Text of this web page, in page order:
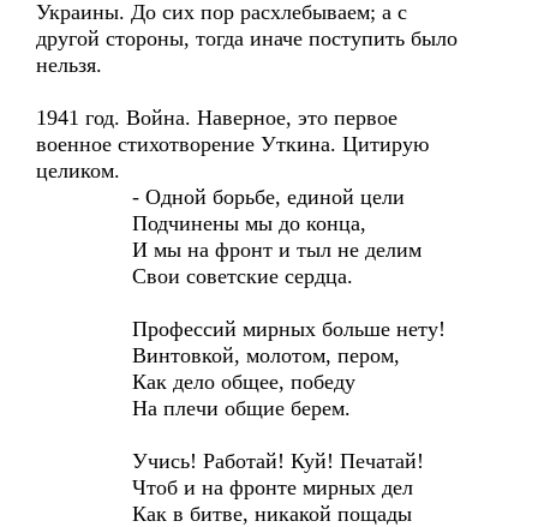
Украины. До сих пор расхлебываем; а с
другой стороны, тогда иначе поступить было
нельзя.
1941 год. Война. Наверное, это первое
военное стихотворение Уткина. Цитирую
целиком.
- Одной борьбе, единой цели
Подчинены мы до конца,
И мы на фронт и тыл не делим
Свои советские сердца.
Профессий мирных больше нету!
Винтовкой, молотом, пером,
Как дело общее, победу
На плечи общие берем.
Учись! Работай! Куй! Печатай!
Чтоб и на фронте мирных дел
Как в битве, никакой пощады